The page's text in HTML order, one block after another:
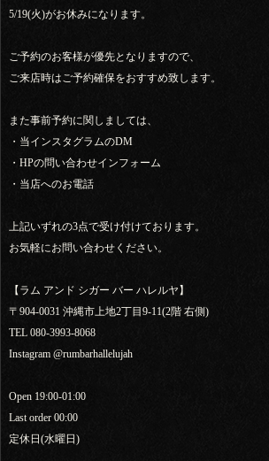
5/19(火)がお休みになります。
ご予約のお客様が優先となりますので、
ご来店時はご予約確保をおすすめ致します。
また事前予約に関しましては、
・当インスタグラムのDM
・HPの問い合わせインフォーム
・当店へのお電話
上記いずれの3点で受け付けております。
お気軽にお問い合わせください。
【ラム アンド シガー バー ハレルヤ】
〒904-0031 沖縄市上地2丁目9-11(2階 右側)
TEL 080-3993-8068
Instagram @rumbarhallelujah
Open 19:00-01:00
Last order 00:00
定休日(水曜日)